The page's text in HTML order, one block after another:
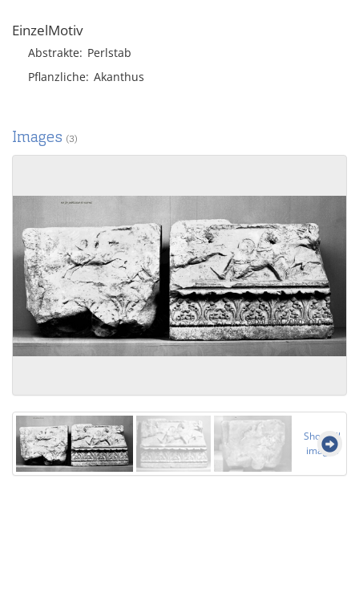
EinzelMotiv
Abstrakte Perlstab
Pflanzliche Akanthus
Images (3)
Show all
images